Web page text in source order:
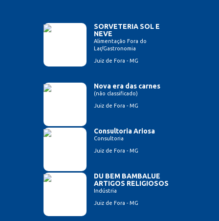
SORVETERIA SOL E
NEVE
Alimentação Fora do
Lar/Gastronomia
Juiz de Fora - MG
Nova era das carnes
(não classificado)
Juiz de Fora - MG
Consultoria Ariosa
Consultoria
Juiz de Fora - MG
DU BEM BAMBALUE
ARTIGOS RELIGIOSOS
Indústria
Juiz de Fora - MG